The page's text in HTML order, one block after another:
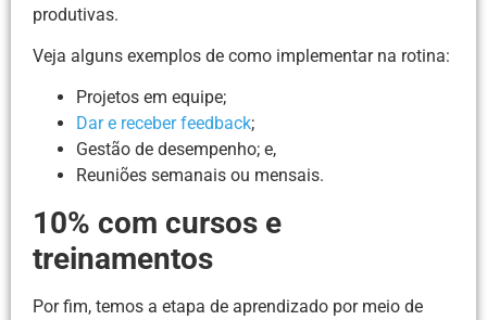
produtivas.
Veja alguns exemplos de como implementar na rotina:
Projetos em equipe;
Dar e receber feedback;
Gestão de desempenho; e,
Reuniões semanais ou mensais.
10% com cursos e
treinamentos
Por fim, temos a etapa de aprendizado por meio de